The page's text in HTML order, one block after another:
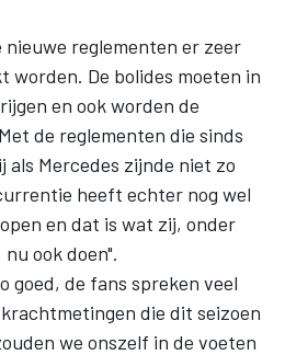
reglementen er zeer
De bolides moeten in
en ook worden de
de reglementen die sinds
als Mercedes zijnde niet zo
heeft echter nog wel
en dat is wat zij, onder
ook doen".
goed, de fans spreken veel
die dit seizoen
we onszelf in de voeten